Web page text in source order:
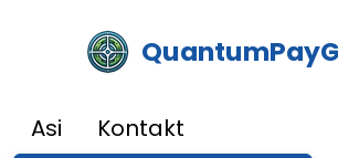
Asi
Kontakt